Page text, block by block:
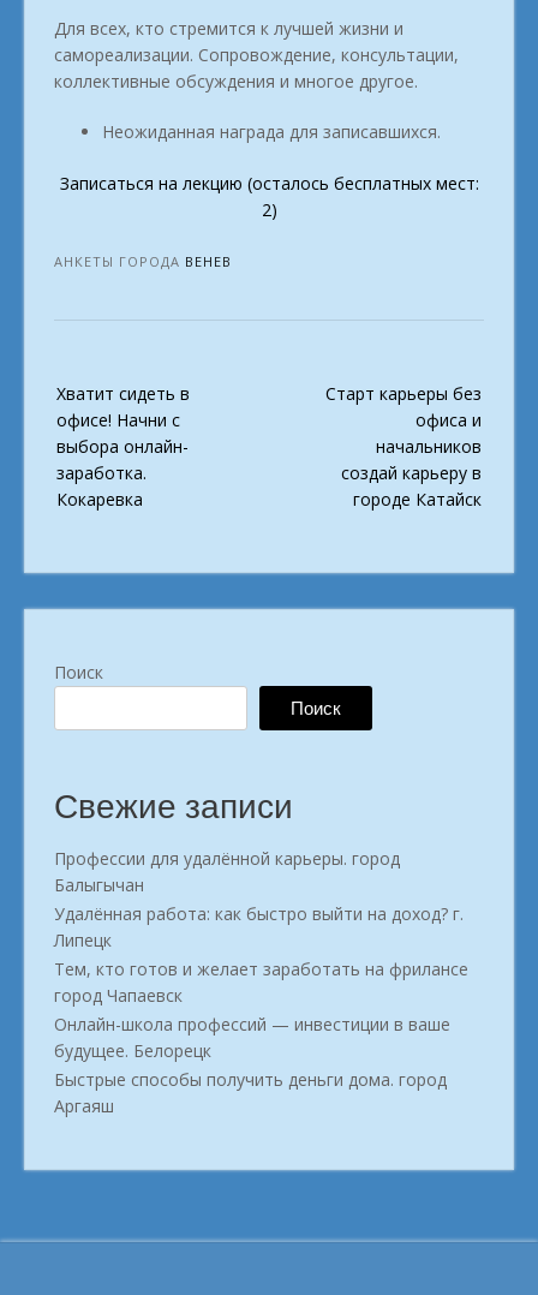
Для всех, кто стремится к лучшей жизни и
самореализации. Сопровождение, консультации,
коллективные обсуждения и многое другое.
Неожиданная награда для записавшихся.
Записаться на лекцию (осталось бесплатных мест:
2)
АНКЕТЫ ГОРОДА ВЕНЕВ
navigation
Хватит сидеть в
офисе! Начни с
выбора онлайн-
заработка.
Кокаревка
Старт карьеры без
офиса и
начальников
создай карьеру в
городе Катайск
Поиск
Поиск
Свежие записи
Профессии для удалённой карьеры. город
Балыгычан
Удалённая работа: как быстро выйти на доход? г.
Липецк
Тем, кто готов и желает заработать на фрилансе
город Чапаевск
Онлайн-школа профессий — инвестиции в ваше
будущее. Белорецк
Быстрые способы получить деньги дома. город
Аргаяш